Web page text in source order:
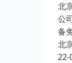
北
公
备
北
22-